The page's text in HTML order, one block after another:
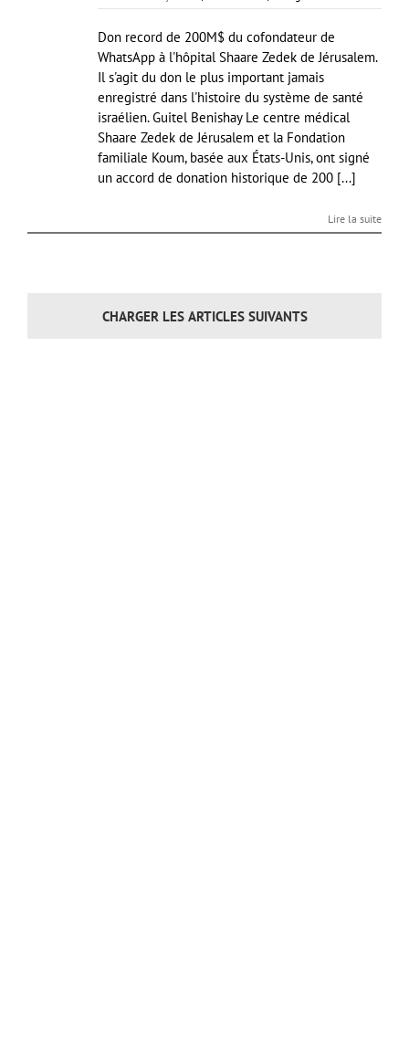
Don record de 200M$ du cofondateur de
WhatsApp à l'hôpital Shaare Zedek de Jérusalem.
Il s'agit du don le plus important jamais
enregistré dans l'histoire du système de santé
israélien. Guitel Benishay Le centre médical
Shaare Zedek de Jérusalem et la Fondation
familiale Koum, basée aux États-Unis, ont signé
un accord de donation historique de 200 [...]
Lire la suite
CHARGER LES ARTICLES SUIVANTS